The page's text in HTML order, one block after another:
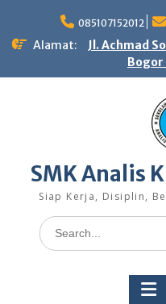
content
085107152012
Alamat:
Jl. Achmad
Bogor
SMK Analis
Siap Kerja, Disiplin,
Search
for: